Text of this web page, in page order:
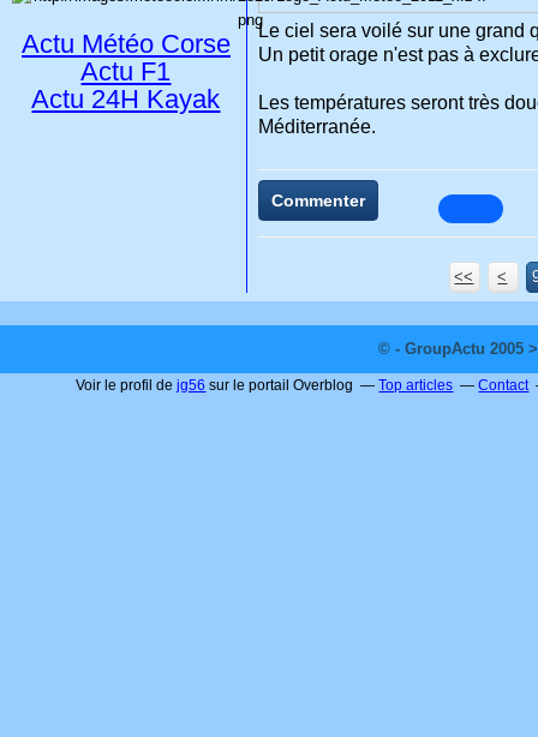
Le ciel sera voilé sur une grand
Un petit orage n'est pas à
Les températures seront très
Méditerranée.
Commenter
<< <
Actu Météo Corse
Actu F1
Actu 24H Kayak
© - GroupActu 2005
Voir le profil dejg56 sur le portail Overblog Top articles Contact